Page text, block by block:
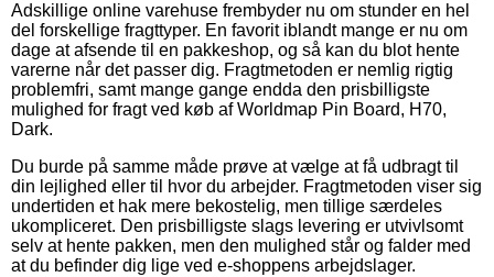
Adskillige online varehuse frembyder nu om stunder en hel
del forskellige fragttyper. En favorit iblandt mange er nu om
dage at afsende til en pakkeshop, og så kan du blot hente
varerne når det passer dig. Fragtmetoden er nemlig rigtig
problemfri, samt mange gange endda den prisbilligste
mulighed for fragt ved køb af Worldmap Pin Board, H70,
Dark.
Du burde på samme måde prøve at vælge at få udbragt til
din lejlighed eller til hvor du arbejder. Fragtmetoden viser sig
undertiden et hak mere bekostelig, men tillige særdeles
ukompliceret. Den prisbilligste slags levering er utvivlsomt
selv at hente pakken, men den mulighed står og falder med
at du befinder dig lige ved e-shoppens arbejdslager.